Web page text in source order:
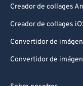
Creador de collages
Creador de collages
Convertidor de
Convertidor de